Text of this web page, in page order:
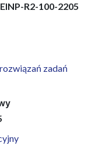
R2-100-2205
zadań